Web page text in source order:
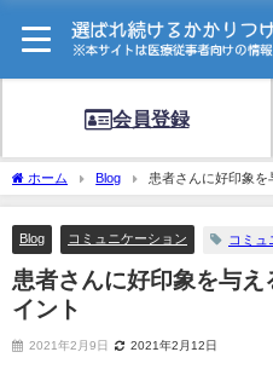
会員登録
ホーム Blog 患者さんに好印象を
Blog コミュニケーション コミュ
患者さんに好印象を与
イント
2021年2月9日 2021年2月12日